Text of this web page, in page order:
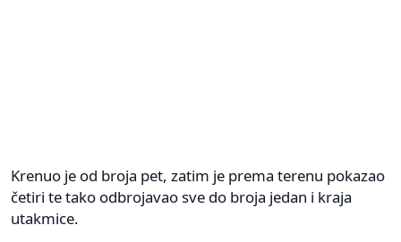
Krenuo je od broja pet, zatim je prema terenu pokazao
četiri te tako odbrojavao sve do broja jedan i kraja
utakmice.